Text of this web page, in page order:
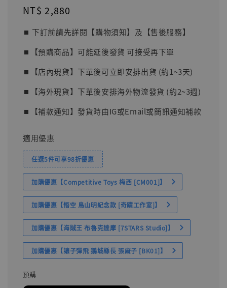
Regular
NT$ 2,880
⏹︎ 下訂前請先詳閱【購物須知】及【售後服務】
⏹︎【預購商品】可能延後發貨 可接受再下單
⏹︎【店內現貨】下單後可立即安排出貨 (約1~3天)
⏹︎【海外現貨】下單後安排海外物流發貨 (約2~3週)
⏹︎【補款通知】發貨時由IG或Email或簡訊通知補款
適用優惠
任選5件可享98折優惠
加購優惠【Competitive Toys 梅西 [CM001]】
加購優惠【悟空 鳥山明紀念款 [奇蹟工作室]】
加購優惠【海賊王 布魯克達摩 [7STARS Studio]】
加購優惠【讓子彈飛 鵝城縣長 張麻子 [BK01]】
預購